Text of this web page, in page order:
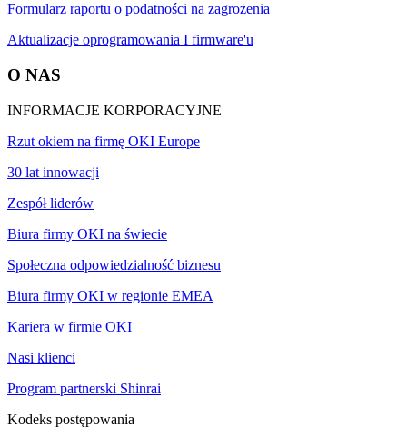
Formularz raportu o podatności na zagrożenia
Aktualizacje oprogramowania I firmware'u
O NAS
INFORMACJE KORPORACYJNE
Rzut okiem na firmę OKI Europe
30 lat innowacji
Zespół liderów
Biura firmy OKI na świecie
Społeczna odpowiedzialność biznesu
Biura firmy OKI w regionie EMEA
Kariera w firmie OKI
Nasi klienci
Program partnerski Shinrai
Kodeks postępowania